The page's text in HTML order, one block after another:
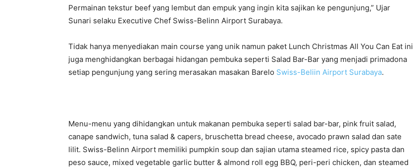
Permainan tekstur beef yang lembut dan empuk yang ingin kita sajikan ke pengunjung,” Ujar
Sunari selaku Executive Chef Swiss-Belinn Airport Surabaya.
Tidak hanya menyediakan main course yang unik namun paket Lunch Christmas All You Can Eat ini
juga menghidangkan berbagai hidangan pembuka seperti Salad Bar-Bar yang menjadi primadona
setiap pengunjung yang sering merasakan masakan Barelo Swiss-Beliin Airport Surabaya.
Menu-menu yang dihidangkan untuk makanan pembuka seperti salad bar-bar, pink fruit salad,
canape sandwich, tuna salad & capers, bruschetta bread cheese, avocado prawn salad dan sate
lilit. Swiss-Belinn Airport memiliki pumpkin soup dan sajian utama steamed rice, spicy pasta dan
peso sauce, mixed vegetable garlic butter & almond roll egg BBQ, peri-peri chicken, dan steamed